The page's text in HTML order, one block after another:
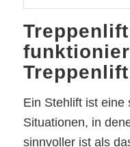
Ein Stehlift ist eine
Situationen, in
sinnvoller ist als